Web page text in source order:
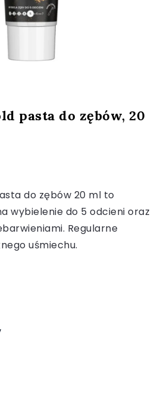
pasta do zębów, 20
do zębów 20 ml to
wybielenie do 5 odcieni oraz
Regularne
uśmiechu.